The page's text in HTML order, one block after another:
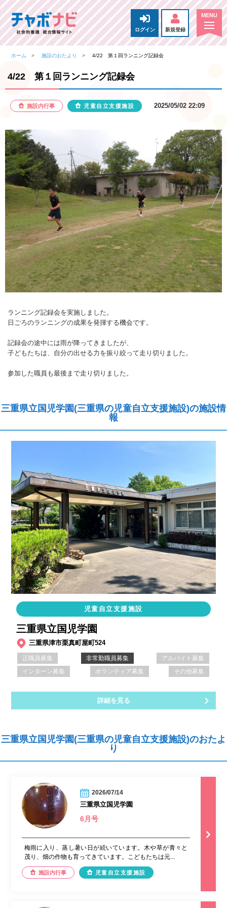
ログイン 新規登録
ホーム 施設のおたより 4/22 第１回ランニング記録会
4/22 第１回ランニング記録会
施設内行事 児童自立支援施設 2025/05/02 22:09
ランニング記録会を実施しました。
日ごろのランニングの成果を発揮する機会です。
記録会の途中には雨が降ってきましたが、
子どもたちは、自分の出せる力を振り絞って走り切りました。
参加した職員も最後まで走り切りました。
三重県立国児学園(三重県の児童自立支援施設)の施設情
報
児童自立支援施設
三重県立国児学園
三重県津市栗真町屋町524
正職員募集 非常勤職員募集
アルバイト募集
インターン募集
ボランティア募集 その他募集
詳細を見る
三重県立国児学園(三重県の児童自立支援施設)のおたよ
り
2026/07/14
三重県立国児学園
6月号
梅雨に入り、蒸し暑い日が続いています。木や草が青々と
茂り、畑の作物も育ってきています。こどもたちは元...
施設内行事 児童自立支援施設